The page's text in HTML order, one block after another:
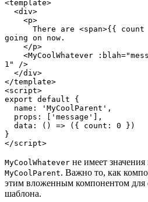
<template>
going on now.
1" />
</template>
<script>
export default {
}
</script>
MyCoolWhatever не имеет
MyCoolParent. Важно то, как
этим вложенным компонентом для
шаблона.